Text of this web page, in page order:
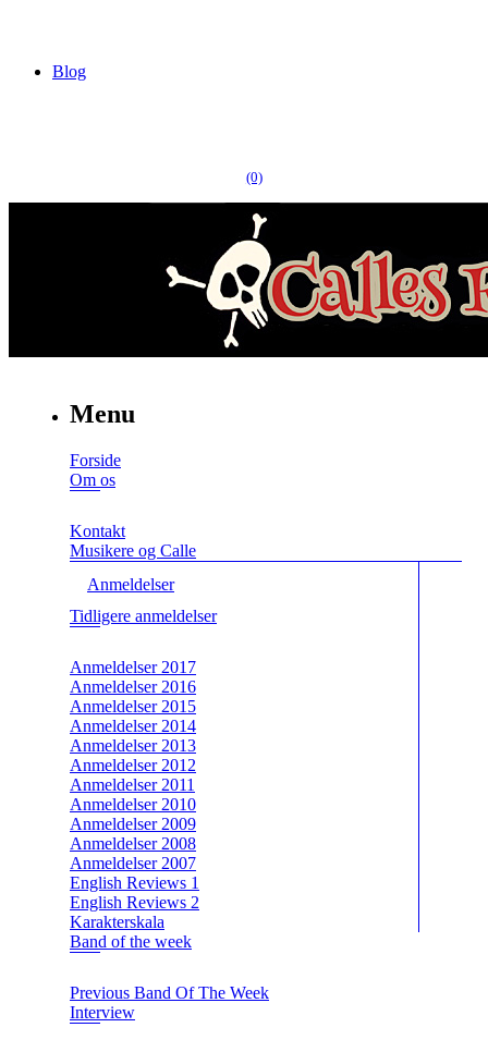
Blog
(0)
Menu
Forside
Om os
Kontakt
Musikere og Calle
Anmeldelser
Tidligere anmeldelser
Anmeldelser 2017
Anmeldelser 2016
Anmeldelser 2015
Anmeldelser 2014
Anmeldelser 2013
Anmeldelser 2012
Anmeldelser 2011
Anmeldelser 2010
Anmeldelser 2009
Anmeldelser 2008
Anmeldelser 2007
English Reviews 1
English Reviews 2
Karakterskala
Band of the week
Previous Band Of The Week
Interview